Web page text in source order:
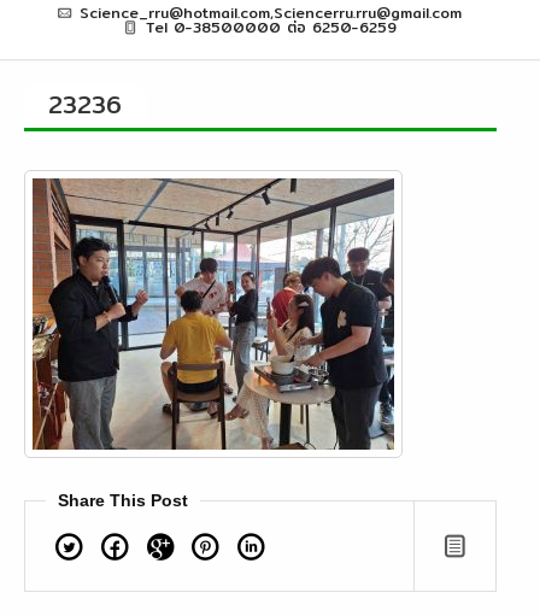
Science_rru@hotmail.com,Sciencerru.rru@gmail.com
Tel 0-38500000 ต่อ 6250-6259
23236
Share This Post